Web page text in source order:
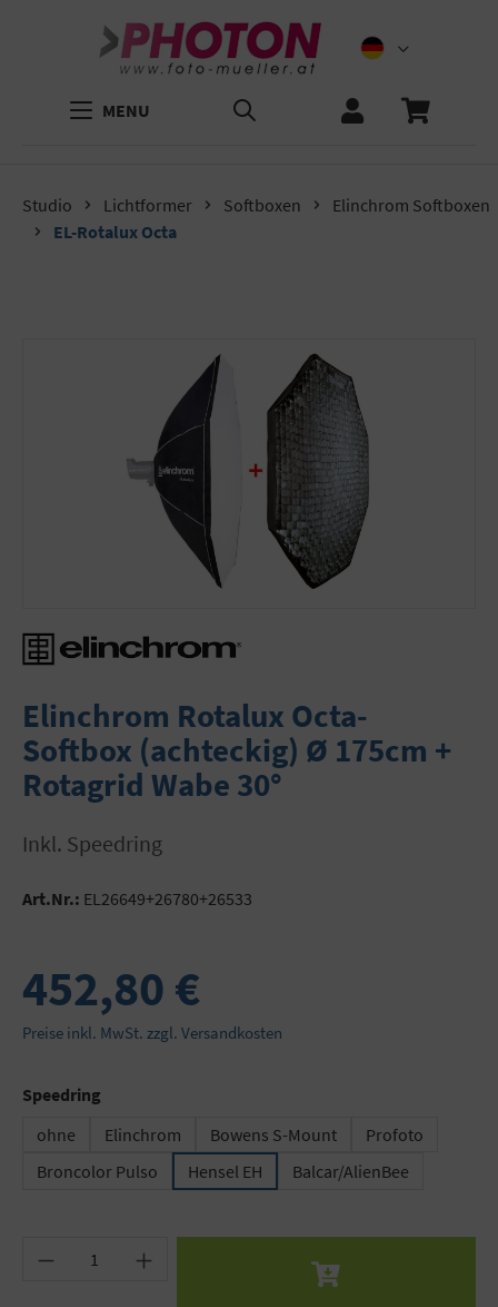
MENU
Studio Lichtformer Softboxen
Elinchrom Softboxen
EL-Rotalux Octa
Bildergalerie überspringen
Elinchrom Rotalux Octa-
Softbox (achteckig) Ø 175cm +
Rotagrid Wabe 30°
inkl. Speedring
Art.Nr.: EL26649+26780+26533
452,80 €
Preise inkl. MwSt. zzgl. Versandkosten
Speedring
ohne
Elinchrom Bowens S-Mount
Profoto
Broncolor Pulso
Hensel EH Balcar/AlienBee
Produkt Anzahl: Gib den gewünschten Wert